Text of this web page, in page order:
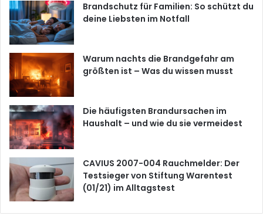
Brandschutz für Familien: So schützt du
deine Liebsten im Notfall
Warum nachts die Brandgefahr am
größten ist – Was du wissen musst
Die häufigsten Brandursachen im
Haushalt – und wie du sie vermeidest
CAVIUS 2007-004 Rauchmelder: Der
Testsieger von Stiftung Warentest
(01/21) im Alltagstest